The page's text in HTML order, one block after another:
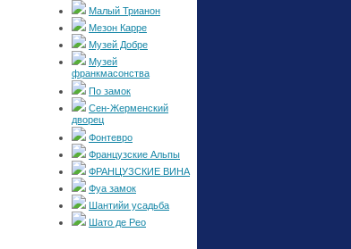
Малый Трианон
Мезон Карре
Музей Добре
Музей
франкмасонства
По замок
Сен-Жерменский
дворец
Фонтевро
Французские Альпы
ФРАНЦУЗСКИЕ ВИНА
Фуа замок
Шантийи усадьба
Шато де Рео